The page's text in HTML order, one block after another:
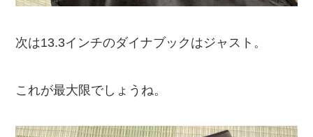
次は13.3インチのダイナブックはジャスト。
これが最大限でしょうね。